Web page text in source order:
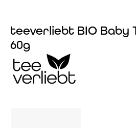
teeverliebt BIO Baby
60g